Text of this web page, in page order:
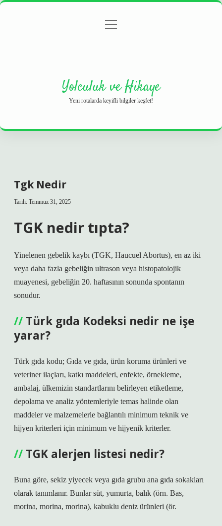
Gizlilik Politikası
menüyü
Yolculuk ve Hikaye
Yeni rotalarda keyifli bilgiler keşfet!
Tgk Nedir
Tarih: Temmuz 31, 2025
TGK nedir tıpta?
Yinelenen gebelik kaybı (TGK, Haucuel Abortus), en az iki
veya daha fazla gebeliğin ultrason veya histopatolojik
muayenesi, gebeliğin 20. haftasının sonunda spontanın
sonudur.
Türk gıda Kodeksi nedir ne işe
yarar?
Türk gıda kodu; Gıda ve gıda, ürün koruma ürünleri ve
veteriner ilaçları, katkı maddeleri, enfekte, örnekleme,
ambalaj, ülkemizin standartlarını belirleyen etiketleme,
depolama ve analiz yöntemleriyle temas halinde olan
maddeler ve malzemelerle bağlantılı minimum teknik ve
hijyen kriterleri için minimum ve hijyenik kriterler.
TGK alerjen listesi nedir?
Buna göre, sekiz yiyecek veya gıda grubu ana gıda sokakları
olarak tanımlanır. Bunlar süt, yumurta, balık (örn. Bas,
morina, morina, morina), kabuklu deniz ürünleri (ör.